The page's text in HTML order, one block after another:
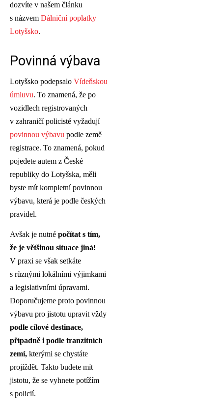
dozvíte v našem článku
s názvem Dálniční poplatky
Lotyšsko.
Povinná výbava
Lotyšsko podepsalo Vídeňskou
úmluvu. To znamená, že po
vozidlech registrovaných
v zahraničí policisté vyžadují
povinnou výbavu podle země
registrace. To znamená, pokud
pojedete autem z České
republiky do Lotyšska, měli
byste mít kompletní povinnou
výbavu, která je podle českých
pravidel.
Avšak je nutné počítat s tím,
že je většinou situace jiná!
V praxi se však setkáte
s různými lokálními výjimkami
a legislativními úpravami.
Doporučujeme proto povinnou
výbavu pro jistotu upravit vždy
podle cílové destinace,
případně i podle tranzitních
zemí, kterými se chystáte
projíždět. Takto budete mít
jistotu, že se vyhnete potížím
s policií.